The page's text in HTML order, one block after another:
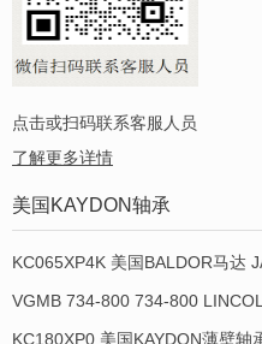
点击或扫码联系客服人员
了解更多详情
美国KAYDON轴承
KC065XP4K 美国BALDOR马达
KC180XP0 美国KAYDON薄壁轴